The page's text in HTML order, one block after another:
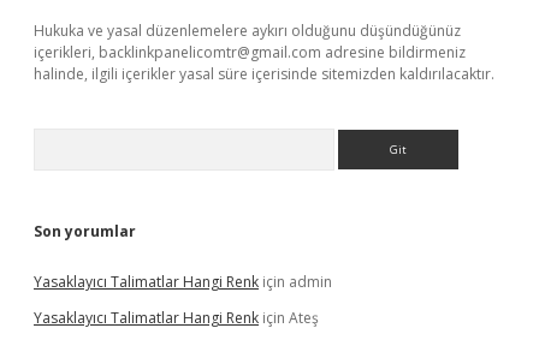
Hukuka ve yasal düzenlemelere aykırı olduğunu düşündüğünüz
içerikleri, backlinkpanelicomtr@gmail.com adresine bildirmeniz
halinde, ilgili içerikler yasal süre içerisinde sitemizden kaldırılacaktır.
Son yorumlar
Yasaklayıcı Talimatlar Hangi Renk için admin
Yasaklayıcı Talimatlar Hangi Renk için Ateş